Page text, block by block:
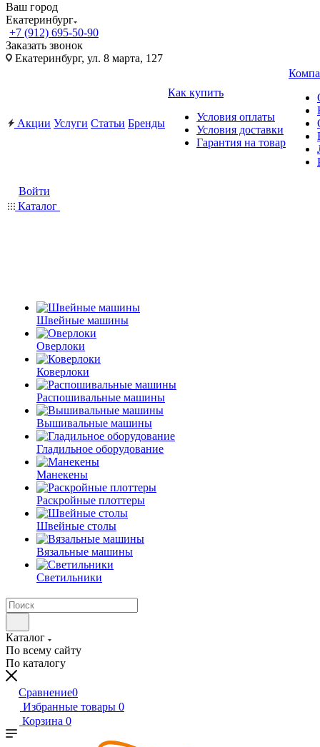
Ваш город
Екатеринбург
+7 (912) 695-50-90
Заказать звонок
Екатеринбург, ул. 8 марта, 127
Акции Услуги Статьи Бренды
Как купить
Условия оплаты
Условия доставки
Гарантия на товар
Войти
Каталог
Швейные машины
Оверлоки
Коверлоки
Распошивальные машины
Вышивальные машины
Гладильное оборудование
Манекены
Раскройные плоттеры
Швейные столы
Вязальные машины
Светильники
Каталог
По всему сайту
По каталогу
Сравнение0
Избранные товары 0
Корзина 0